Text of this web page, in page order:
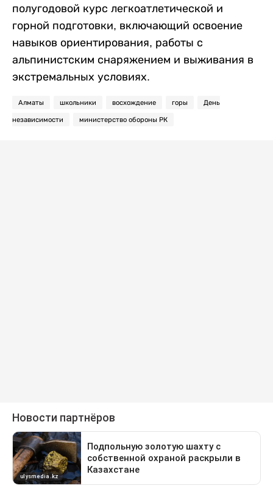
полугодовой курс легкоатлетической и
горной подготовки, включающий освоение
навыков ориентирования, работы с
альпинистским снаряжением и выживания в
экстремальных условиях.
Алматы школьники восхождение горы День
независимости министерство обороны РК